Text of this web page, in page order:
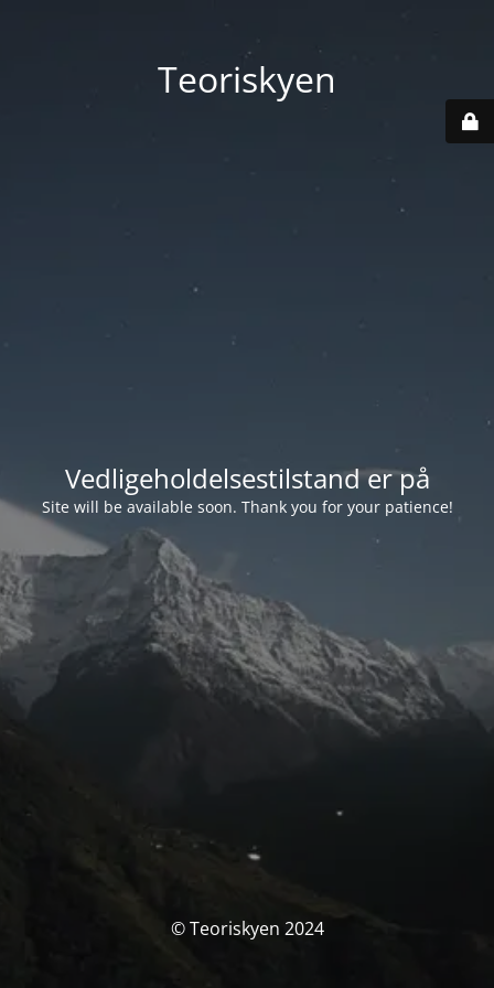
Teoriskyen
Vedligeholdelsestilstand er på
Site will be available soon. Thank you for your patience!
© Teoriskyen 2024